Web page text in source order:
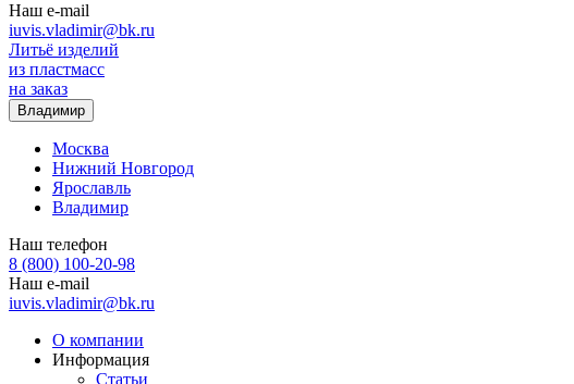
Наш e-mail
iuvis.vladimir@bk.ru
Литьё изделий
из пластмасс
на заказ
Владимир
Москва
Нижний Новгород
Ярославль
Владимир
Наш телефон
8 (800) 100-20-98
Наш e-mail
iuvis.vladimir@bk.ru
О компании
Информация
Статьи